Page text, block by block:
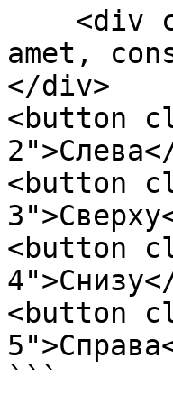
amet,
</div>
<button
<button
<button
<button
```